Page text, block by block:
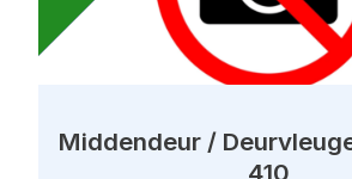
Middendeur /
410